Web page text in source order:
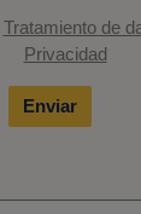
Tratamiento de
Privacidad